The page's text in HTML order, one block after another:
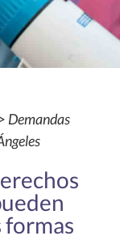
Demandas
formas